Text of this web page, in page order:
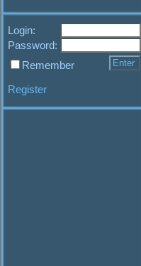
Login:
Password:
Remember
Register